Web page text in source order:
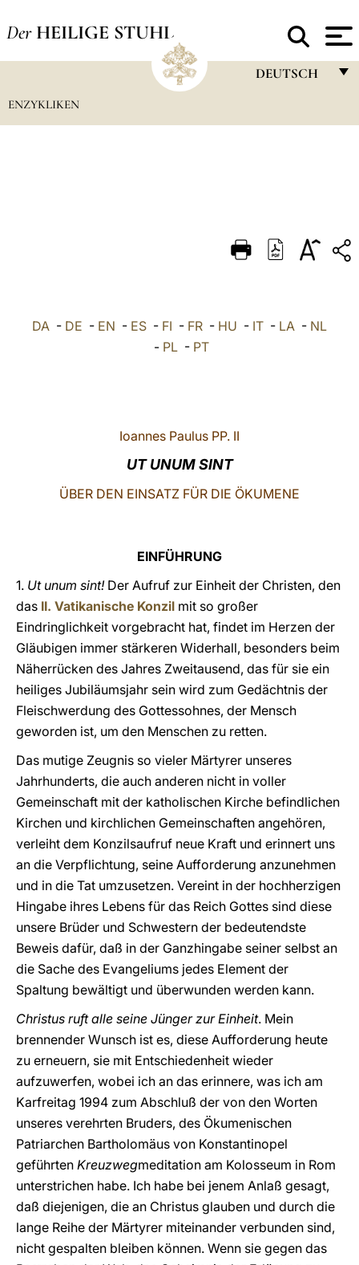
Der HEILIGE STUHL
DEUTSCH
DEUTSCH
العربيّة
ENZYKLIKEN
DA - DE - EN - ES - FI - FR - HU - IT - LA - NL
- PL- PT
Ioannes Paulus PP. II
UT UNUM SINT
ÜBER DEN EINSATZ FÜR DIE ÖKUMENE
EINFÜHRUNG
1. Ut unum sint!Der Aufruf zur Einheit der Christen, den
das II. Vatikanische Konzil mit so großer
Eindringlichkeit vorgebracht hat, findet im Herzen der
Gläubigen immer stärkeren Widerhall, besonders beim
Näherrücken des Jahres Zweitausend, das für sie ein
heiliges Jubiläumsjahr sein wird zum Gedächtnis der
Fleischwerdung des Gottessohnes, der Mensch
geworden ist, um den Menschen zu retten.
Das mutige Zeugnis so vieler Märtyrer unseres
Jahrhunderts, die auch anderen nicht in voller
Gemeinschaft mit der katholischen Kirche befindlichen
Kirchen und kirchlichen Gemeinschaften angehören,
verleiht dem Konzilsaufruf neue Kraft und erinnert uns
an die Verpflichtung, seine Aufforderung anzunehmen
und in die Tat umzusetzen. Vereint in der hochherzigen
Hingabe ihres Lebens für das Reich Gottes sind diese
unsere Brüder und Schwestern der bedeutendste
Beweis dafür, daß in der Ganzhingabe seiner selbst an
die Sache des Evangeliums jedes Element der
Spaltung bewältigt und überwunden werden kann.
Christus ruft alle seine Jünger zur Einheit. Mein
brennender Wunsch ist es, diese Aufforderung heute
zu erneuern, sie mit Entschiedenheit wieder
aufzuwerfen, wobei ich an das erinnere, was ich am
Karfreitag 1994 zum Abschluß der von den Worten
unseres verehrten Bruders, des Ökumenischen
Patriarchen Bartholomäus von Konstantinopel
geführten Kreuzwegmeditation am Kolosseum in Rom
unterstrichen habe. Ich habe bei jenem Anlaß gesagt,
daß diejenigen, die an Christus glauben und durch die
lange Reihe der Märtyrer miteinander verbunden sind,
nicht gespalten bleiben können. Wenn sie gegen das